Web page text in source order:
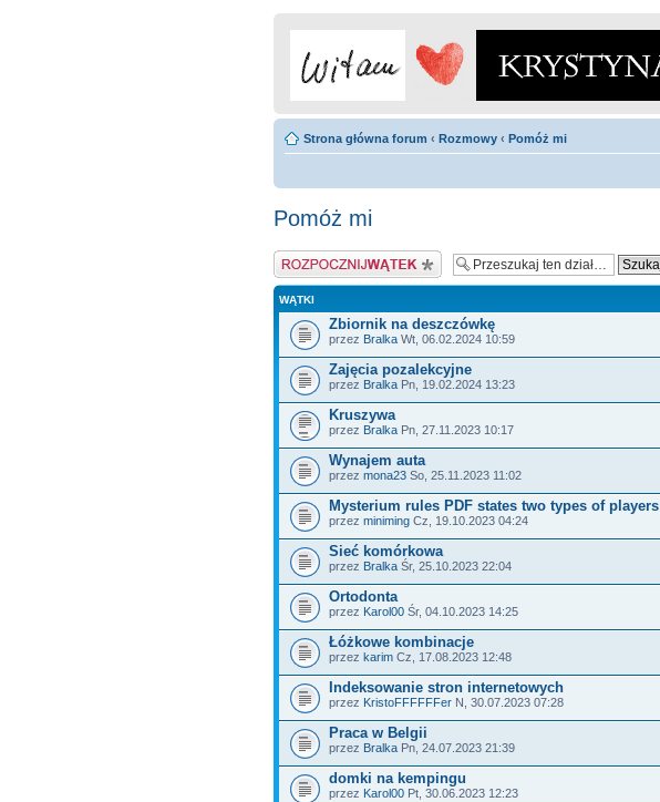
Strona główna forum ‹ Rozmowy ‹ Pomóż mi
Pomóż mi
Napisz wątek
WĄTKI
Zbiornik na deszczówkę
przez Bralka Wt, 06.02.2024 10:59
Zajęcia pozalekcyjne
przez Bralka Pn, 19.02.2024 13:23
Kruszywa
przez Bralka Pn, 27.11.2023 10:17
Wynajem auta
przez mona23 So, 25.11.2023 11:02
Mysterium rules PDF states two types of players
przez miniming Cz, 19.10.2023 04:24
Sieć komórkowa
przez Bralka Śr, 25.10.2023 22:04
Ortodonta
przez Karol00 Śr, 04.10.2023 14:25
Łóżkowe kombinacje
przez karim Cz, 17.08.2023 12:48
Indeksowanie stron internetowych
przez KristoFFFFFFer N, 30.07.2023 07:28
Praca w Belgii
przez Bralka Pn, 24.07.2023 21:39
domki na kempingu
przez Karol00 Pt, 30.06.2023 12:23